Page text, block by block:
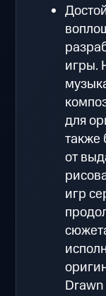
игры.
для
от
игр
Drawn